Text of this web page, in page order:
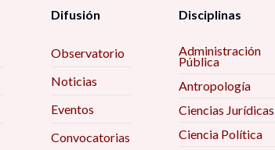
Difusión
Observatorio
Noticias
Eventos
Convocatorias
Disciplinas
Administración
Pública
Antropología
Ciencias Jurídicas
Ciencia Política